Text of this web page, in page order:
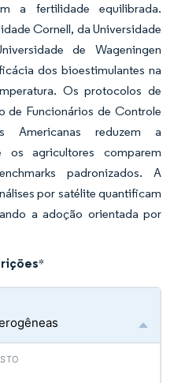
a fertilidade equilibrada.
Cornell, da Universidade
de Wageningen
dos bioestimulantes na
Os protocolos de
de Funcionários de Controle
Americanas reduzem a
os agricultores comparem
padronizados. A
por satélite quantificam
a adoção orientada por
*